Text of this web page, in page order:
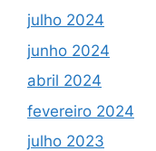
julho 2024
junho 2024
abril 2024
fevereiro 2024
julho 2023